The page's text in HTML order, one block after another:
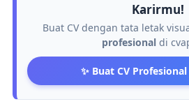
Karirmu!
Buat CV dengan tata letak
profesionaldi
✨ Buat CV